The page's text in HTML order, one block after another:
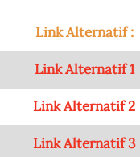
Link Alternatif :
Link Alternatif 1
Link Alternatif 2
Link Alternatif 3